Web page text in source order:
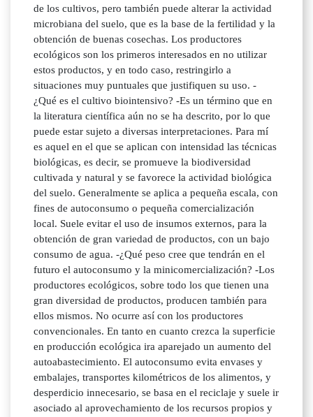
de los cultivos, pero también puede alterar la actividad
microbiana del suelo, que es la base de la fertilidad y la
obtención de buenas cosechas. Los productores
ecológicos son los primeros interesados en no utilizar
estos productos, y en todo caso, restringirlo a
situaciones muy puntuales que justifiquen su uso. -
¿Qué es el cultivo biointensivo? -Es un término que en
la literatura científica aún no se ha descrito, por lo que
puede estar sujeto a diversas interpretaciones. Para mí
es aquel en el que se aplican con intensidad las técnicas
biológicas, es decir, se promueve la biodiversidad
cultivada y natural y se favorece la actividad biológica
del suelo. Generalmente se aplica a pequeña escala, con
fines de autoconsumo o pequeña comercialización
local. Suele evitar el uso de insumos externos, para la
obtención de gran variedad de productos, con un bajo
consumo de agua. -¿Qué peso cree que tendrán en el
futuro el autoconsumo y la minicomercialización? -Los
productores ecológicos, sobre todo los que tienen una
gran diversidad de productos, producen también para
ellos mismos. No ocurre así con los productores
convencionales. En tanto en cuanto crezca la superficie
en producción ecológica ira aparejado un aumento del
autoabastecimiento. El autoconsumo evita envases y
embalajes, transportes kilométricos de los alimentos, y
desperdicio innecesario, se basa en el reciclaje y suele ir
asociado al aprovechamiento de los recursos propios y